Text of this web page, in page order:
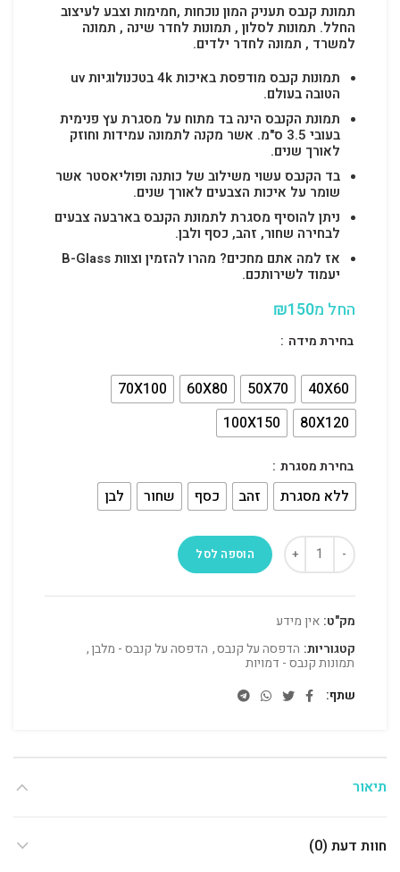
תמונת קנבס תעניק המון נוכחות ,חמימות וצבע לעיצוב
החלל. תמונות לסלון , תמונות לחדר שינה , תמונה
למשרד , תמונה לחדר ילדים.
תמונות קנבס מודפסת באיכות 4k בטכנולוגיות uv
הטובה בעולם.
תמונת הקנבס הינה בד מתוח על מסגרת עץ פנימית
בעובי 3.5 ס"מ. אשר מקנה לתמונה עמידות וחוזק
לאורך שנים.
בד הקנבס עשוי משילוב של כותנה ופוליאסטר אשר
שומר על איכות הצבעים לאורך שנים.
ניתן להוסיף מסגרת לתמונת הקנבס בארבעה צבעים
לבחירה שחור, זהב, כסף ולבן.
אז למה אתם מחכים? מהרו להזמין וצוות B-Glass
יעמוד לשירותכם.
החל מ ₪150
בחירת מידה
40X60
50X70
60X80
70X100
80X120
100X150
בחירת מסגרת
ללא מסגרת זהב כסף שחור לבן
הוספה לסל
מק"ט: אין מידע
קטגוריות: הדפסה על קנבס, הדפסה על קנבס - מלבן,
תמונות קנבס - דמויות
שתף
תיאור
חוות דעת (0)